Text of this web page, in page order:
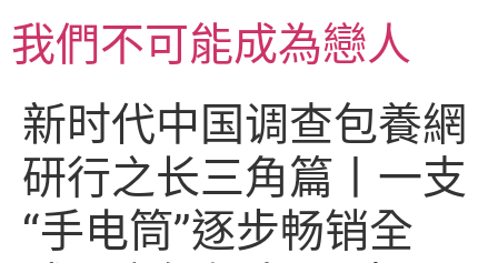
至
主我們不可能成為戀人
新时代中国调查包養網
研行之长三角篇丨一支
“手电筒”逐步畅销全